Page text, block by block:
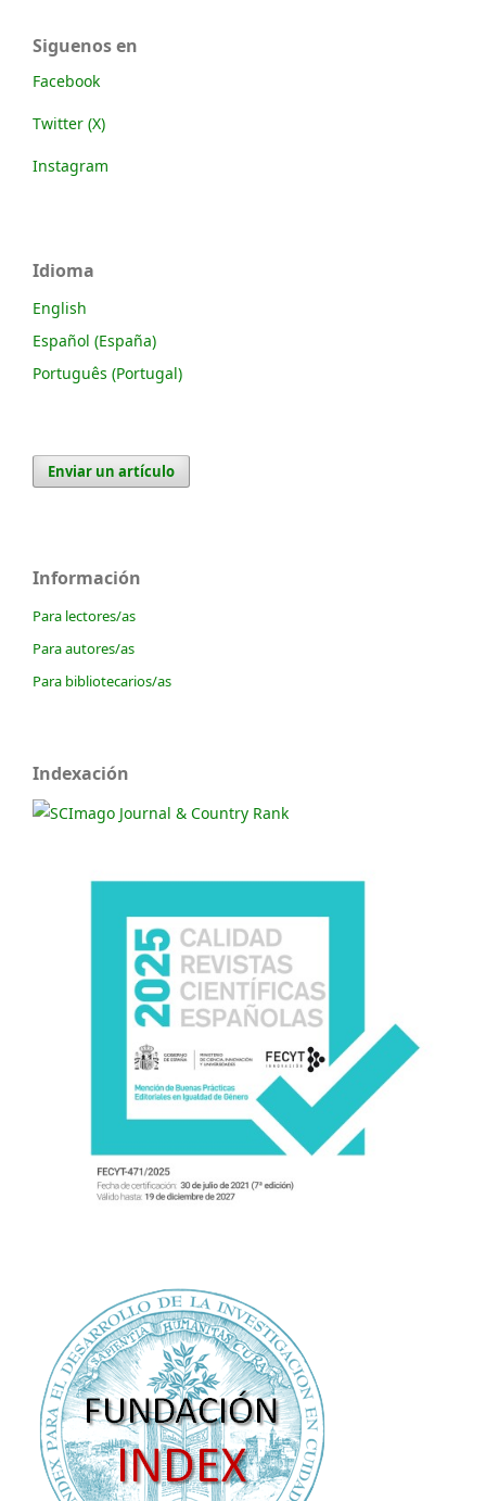
Siguenos en
Facebook
Twitter (X)
Instagram
Idioma
English
Español (España)
Português (Portugal)
Enviar un artículo
Información
Para lectores/as
Para autores/as
Para bibliotecarios/as
Indexación